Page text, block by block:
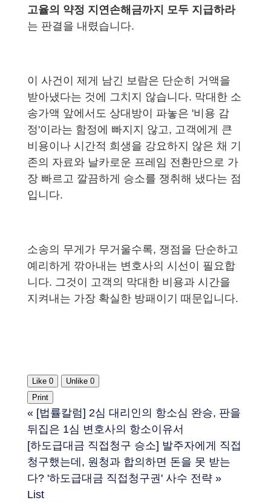
고율의 약정 지연손해금까지 모두 지급하라
는 판결을 내렸습니다.
이 사건이 제게 남긴 보람은 단순히 거액을
받아냈다는 것에 그치지 않습니다. 막대한 소
송가액 앞에서도 상대방이 파놓은 '비용 감
정'이라는 함정에 빠지지 않고, 고객에게 큰
비용이나 시간적 희생을 강요하지 않은 채 기
존의 자료와 날카로운 프레임 전환만으로 가
장 빠르고 깔끔하게 승소를 쟁취해 냈다는 점
입니다.
소송의 무게가 무거울수록, 쟁점을 단순하고
예리하게 깎아내는 변호사의 시선이 필요합
니다. 그것이 고객의 막대한 비용과 시간을
지켜내는 가장 확실한 방패이기 때문입니다.
Like 0 Unlike 0
Print
« [법률칼럼] 2심 대리인의 항소심 완승, 판을
뒤집은 1심 변호사의 항소이유서
[하도급대금 직접청구 승소] 발주자에게 직접
청구했는데, 원청과 합의하면 돈을 못 받는
다? '하도급대금 직접청구권' 사수 전략 »
List